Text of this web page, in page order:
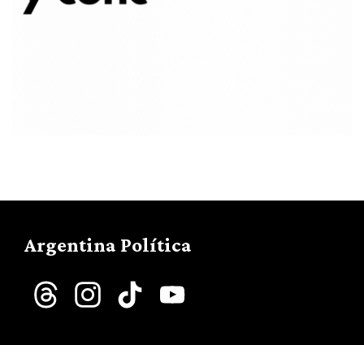
Argentina Política
Threads InstagramTikTok